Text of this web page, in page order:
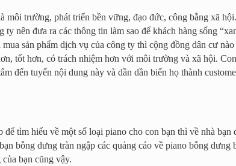
môi trường, phát triển bền vững, đạo đức, công bằng xã
nên đưa ra các thông tin làm sao để khách hàng sống
sản phẩm dịch vụ của công ty thì cộng đồng dân cư
tốt hơn, có trách nhiệm hơn với môi trường và xã hội.
đến tuyến nội dung này và dần dần biến họ thành
tìm hiểu về một số loại piano cho con bạn thì về nhà bạn
bỗng dưng tràn ngập các quảng cáo về piano bỗng dưng
bạn cũng vậy.